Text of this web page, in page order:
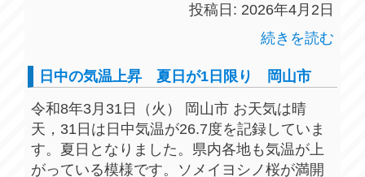
投稿日: 2026年4月2日
続きを読む
日中の気温上昇 夏日が1日限り 岡山市
令和8年3月31日（火） 岡山市 お天気は晴
天，31日は日中気温が26.7度を記録していま
す。夏日となりました。県内各地も気温が上
がっている模様です。ソメイヨシノ桜が満開